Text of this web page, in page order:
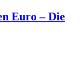
Euro – Die